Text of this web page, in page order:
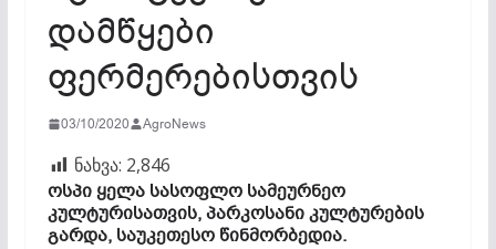
დამწყები
ფერმერებისთვის
03/10/2020 AgroNews
ნახვა: 2,846
ოსპი ყელა სასოფლო სამეურნეო
კულტურისათვის, პარკოსანი კულტურების
გარდა, საუკეთესო წინმორბედია.